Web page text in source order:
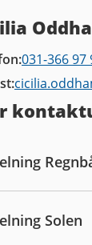
031-366 97
Solen